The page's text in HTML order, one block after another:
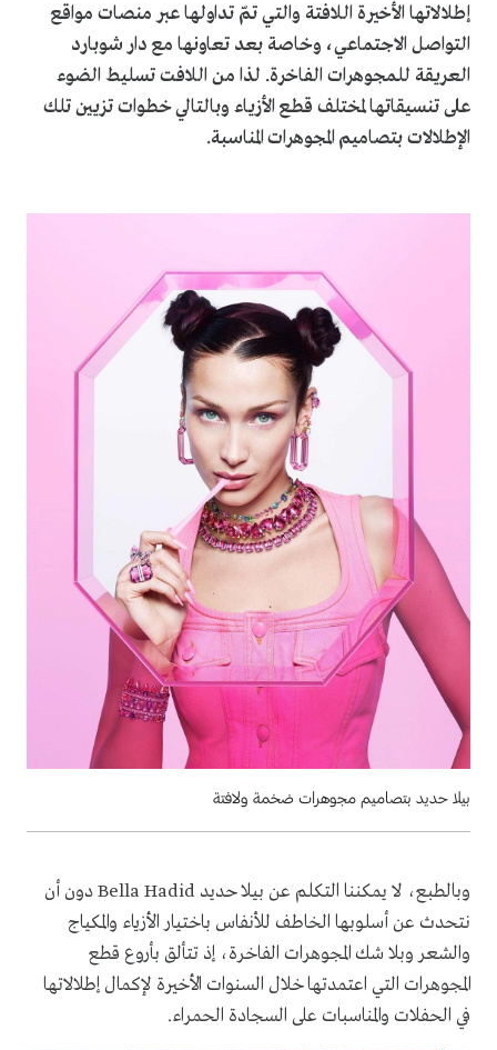
إطلالاتها الأخيرة اللافتة والتي تمّ تداولها عبر منصات مواقع
التواصل الاجتماعي، وخاصة بعد تعاونها مع دار شوبارد
العريقة للمجوهرات الفاخرة. لذا من اللافت تسليط الضوء
على تنسيقاتها لمختلف قطع الأزياء وبالتالي خطوات تزيين تلك
الإطلالات بتصاميم المجوهرات المناسبة.
بيلا حديد بتصاميم مجوهرات ضخمة ولافتة
وبالطبع، لا يمكننا التكلم عن بيلا حديد Bella Hadid دون أن
نتحدث عن أسلوبها الخاطف للأنفاس باختيار الأزياء والمكياج
والشعر وبلا شك المجوهرات الفاخرة، إذ تتألق بأروع قطع
المجوهرات التي اعتمدتها خلال السنوات الأخيرة لإكمال إطلالاتها
في الحفلات والمناسبات على السجادة الحمراء.